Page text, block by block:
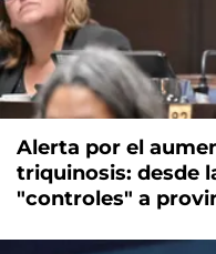
Alerta por el
triquinosis: desde
"controles" a